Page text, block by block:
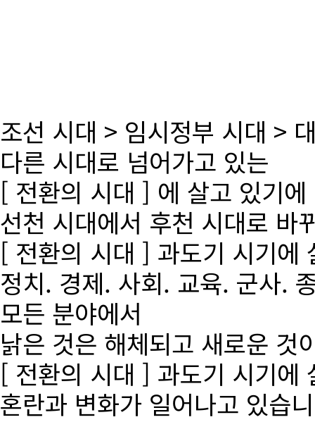
조선 시대 > 임시정부 시대 >
다른 시대로 넘어가고 있는
[ 전환의 시대 ] 에 살고 있기에
선천 시대에서 후천 시대로 바
[ 전환의 시대 ] 과도기 시기에
정치. 경제. 사회. 교육. 군사.
모든 분야에서
낡은 것은 해체되고 새로운 것
[ 전환의 시대 ] 과도기 시기에
혼란과 변화가 일어나고 있습